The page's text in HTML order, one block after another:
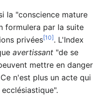
la "conscience mature
formulera par la suite
privées[10]. L'Index
avertissant "de se
mettre en danger
n'est plus un acte qui